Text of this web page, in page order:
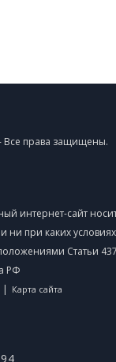
права защищены.
интернет-сайт
при каких
Статьи
РФ
| Карта сайта